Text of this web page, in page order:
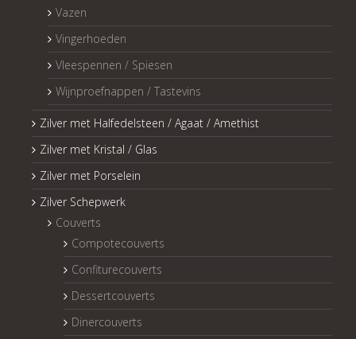
Vazen
Vingerhoeden
Vleespennen / Spiesen
Wijnproefnappen / Tastevins
Zilver met Halfedelsteen / Agaat / Amethist
Zilver met Kristal / Glas
Zilver met Porselein
Zilver Schepwerk
Couverts
Compotecouverts
Confiturecouverts
Dessertcouverts
Dinercouverts